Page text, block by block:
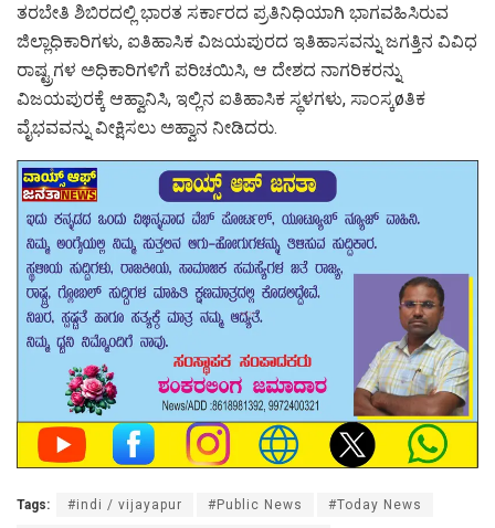
ತರಬೇತಿ ಶಿಬಿರದಲ್ಲಿ ಭಾರತ ಸರ್ಕಾರದ ಪ್ರತಿನಿಧಿಯಾಗಿ ಭಾಗವಹಿಸಿರುವ
ಜಿಲ್ಲಾಧಿಕಾರಿಗಳು, ಐತಿಹಾಸಿಕ ವಿಜಯಪುರದ ಇತಿಹಾಸವನ್ನು ಜಗತ್ತಿನ ವಿವಿಧ
ರಾಷ್ಟ್ರಗಳ ಅಧಿಕಾರಿಗಳಿಗೆ ಪರಿಚಯಿಸಿ, ಆ ದೇಶದ ನಾಗರಿಕರನ್ನು
ವಿಜಯಪುರಕ್ಕೆ ಆಹ್ವಾನಿಸಿ, ಇಲ್ಲಿನ ಐತಿಹಾಸಿಕ ಸ್ಥಳಗಳು, ಸಾಂಸ್ಕøತಿಕ
ವೈಭವವನ್ನು ವೀಕ್ಷಿಸಲು ಅಹ್ವಾನ ನೀಡಿದರು.
Tags: #indi / vijayapur #Public News #Today News